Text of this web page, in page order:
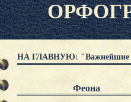
НА ГЛАВНУЮ: "Важнейшие
Феона